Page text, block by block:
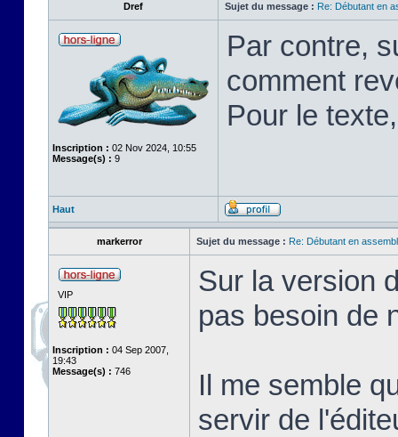
Dref Sujet du message : Re: Débutant en
Inscription : 02 Nov 2024, 10:55
Message(s) : 9
Par contre,
comment
Pour le
Haut
markerror Sujet du message : Re: Débutant en
VIP
Inscription : 04 Sep 2007,
19:43
Message(s) : 746
Sur la version
pas besoin de
Il me semble
servir de